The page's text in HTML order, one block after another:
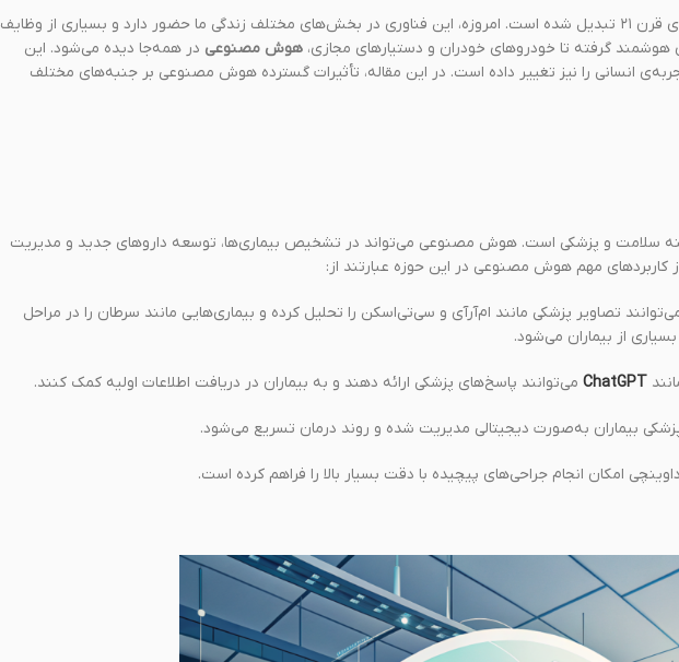
هوش مصنوعی (AI) به یکی از مهم‌ترین فناوری‌های قرن ۲۱ تبدیل شده است. امروزه، این فناوری در بخش‌های مختلف زندگی ما حضور دارد و بسیاری از وظایف
هوشمند گرفته تا خودروهای خودران و دستیارهای مجازی، هوش مصنوعی در همه‌جا دیده می‌شود. این
انسانی را نیز تغییر داده است. در این مقاله، تأثیرات گسترده هوش مصنوعی بر جنبه‌های مختلف
سلامت و پزشکی است. هوش مصنوعی می‌تواند در تشخیص بیماری‌ها، توسعه داروهای جدید و مدیریت
مهم هوش مصنوعی در این حوزه عبارتند از:
تصاویر پزشکی مانند ام‌آر‌آی و سی‌تی‌اسکن را تحلیل کرده و بیماری‌هایی مانند سرطان را در مراحل
از بیماران می‌شود.
ChatGPT می‌توانند پاسخ‌های پزشکی ارائه دهند و به بیماران در دریافت اطلاعات اولیه کمک کنند.
امکان انجام جراحی‌های پیچیده با دقت بسیار بالا را فراهم کرده است.